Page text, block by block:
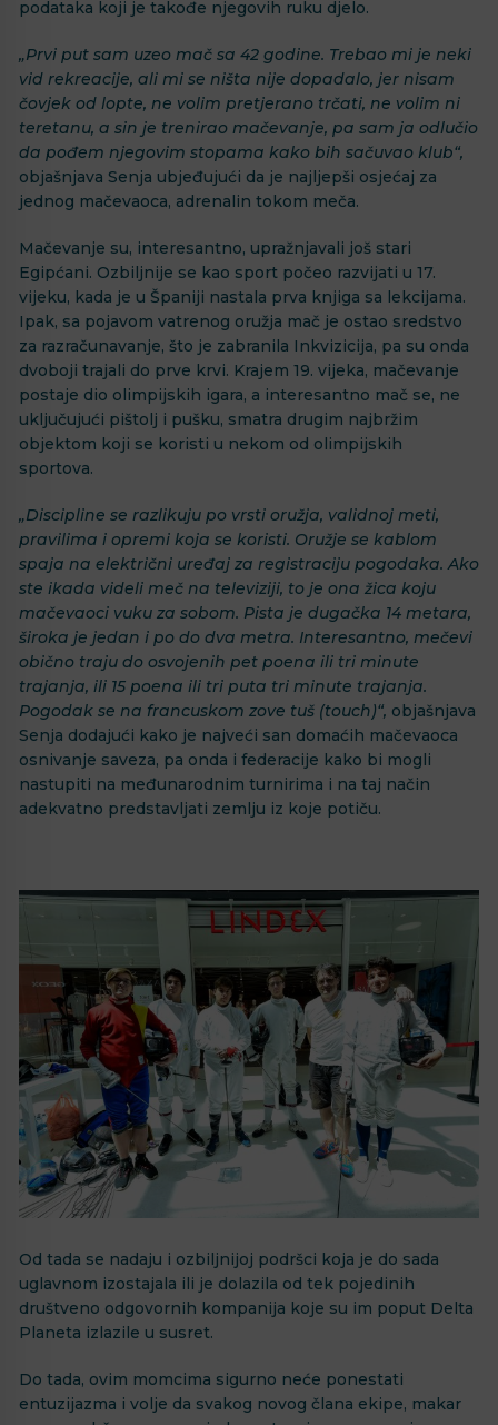
podataka koji je takođe njegovih ruku djelo.
„Prvi put sam uzeo mač sa 42 godine. Trebao mi je neki
vid rekreacije, ali mi se ništa nije dopadalo, jer nisam
čovjek od lopte, ne volim pretjerano trčati, ne volim ni
teretanu, a sin je trenirao mačevanje, pa sam ja odlučio
da pođem njegovim stopama kako bih sačuvao klub“,
objašnjava Senja ubjeđujući da je najljepši osjećaj za
jednog mačevaoca, adrenalin tokom meča.
Mačevanje su, interesantno, upražnjavali još stari
Egipćani. Ozbiljnije se kao sport počeo razvijati u 17.
vijeku, kada je u Španiji nastala prva knjiga sa lekcijama.
Ipak, sa pojavom vatrenog oružja mač je ostao sredstvo
za razračunavanje, što je zabranila Inkvizicija, pa su onda
dvoboji trajali do prve krvi. Krajem 19. vijeka, mačevanje
postaje dio olimpijskih igara, a interesantno mač se, ne
uključujući pištolj i pušku, smatra drugim najbržim
objektom koji se koristi u nekom od olimpijskih
sportova.
„Discipline se razlikuju po vrsti oružja, validnoj meti,
pravilima i opremi koja se koristi. Oružje se kablom
spaja na električni uređaj za registraciju pogodaka. Ako
ste ikada videli meč na televiziji, to je ona žica koju
mačevaoci vuku za sobom. Pista je dugačka 14 metara,
široka je jedan i po do dva metra. Interesantno, mečevi
obično traju do osvojenih pet poena ili tri minute
trajanja, ili 15 poena ili tri puta tri minute trajanja.
Pogodak se na francuskom zove tuš (touch)“, objašnjava
Senja dodajući kako je najveći san domaćih mačevaoca
osnivanje saveza, pa onda i federacije kako bi mogli
nastupiti na međunarodnim turnirima i na taj način
adekvatno predstavljati zemlju iz koje potiču.
Od tada se nadaju i ozbiljnijoj podršci koja je do sada
uglavnom izostajala ili je dolazila od tek pojedinih
društveno odgovornih kompanija koje su im poput Delta
Planeta izlazile u susret.
Do tada, ovim momcima sigurno neće ponestati
entuzijazma i volje da svakog novog člana ekipe, makar